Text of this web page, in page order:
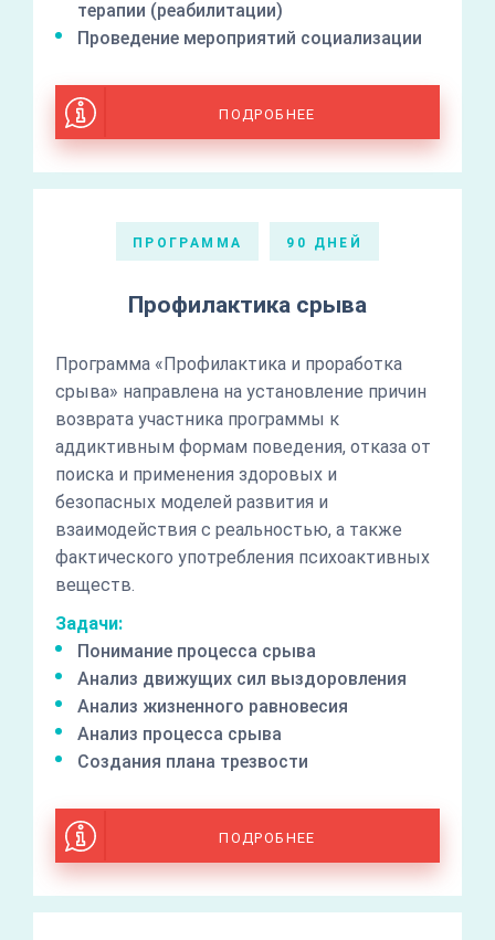
терапии (реабилитации)
Проведение мероприятий социализации
ПОДРОБНЕЕ
ПРОГРАММА 90 ДНЕЙ
Профилактика срыва
Программа «Профилактика и проработка
срыва» направлена на установление причин
возврата участника программы к
аддиктивным формам поведения, отказа от
поиска и применения здоровых и
безопасных моделей развития и
взаимодействия с реальностью, а также
фактического употребления психоактивных
веществ.
Задачи:
Понимание процесса срыва
Анализ движущих сил выздоровления
Анализ жизненного равновесия
Анализ процесса срыва
Создания плана трезвости
ПОДРОБНЕЕ